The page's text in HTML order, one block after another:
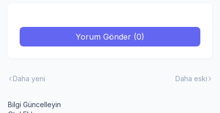
Yorum Gönder (0)
Daha yeni Daha eski
Bilgi Güncelleyin